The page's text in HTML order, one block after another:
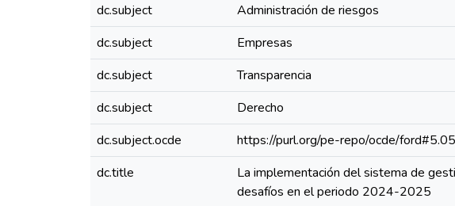
dc.subject
Administración de riesgos
dc.subject
Empresas
dc.subject
Transparencia
dc.subject
Derecho
dc.subject.ocde
https://purl.org/pe-repo/ocde/
dc.title
La implementación del sistema de
desafíos en el periodo 2024-2025